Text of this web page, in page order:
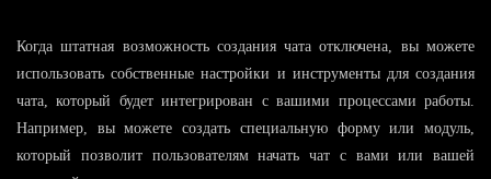
Когда штатная возможность создания чата отключена, вы можете
использовать собственные настройки и инструменты для создания
чата, который будет интегрирован с вашими процессами работы.
Например, вы можете создать специальную форму или модуль,
который позволит пользователям начать чат с вами или вашей